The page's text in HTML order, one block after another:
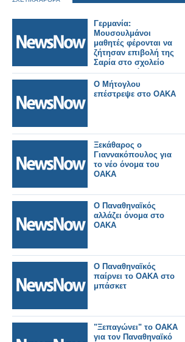
Γερμανία:
Μουσουλμάνοι
μαθητές φέρονται να
ζήτησαν επιβολή της
Σαρία στο σχολείο
τους στη Βόρεια
Ρηνανία-Βεστφαλία
Ο Μήτογλου
επέστρεψε στο ΟΑΚΑ
Ξεκάθαρος ο
Γιαννακόπουλος για
το νέο όνομα του
ΟΑΚΑ
Ο Παναθηναϊκός
αλλάζει όνομα στο
ΟΑΚΑ
Ο Παναθηναϊκός
παίρνει το ΟΑΚΑ στο
μπάσκετ
"Ξεπαγώνει" το ΟΑΚΑ
για τον Παναθηναϊκό